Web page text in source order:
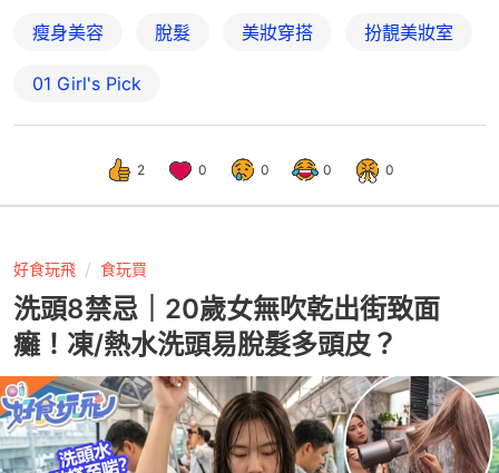
瘦身美容 脫髮 美妝穿搭 扮靚美妝室
01 Girl's Pick
2 0 0 0 0
好食玩飛 食玩買
洗頭8禁忌｜20歲女無吹乾出街致面
癱！凍/熱水洗頭易脫髮多頭皮？